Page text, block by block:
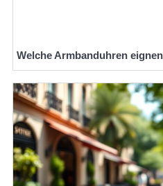
Welche Armbanduhren